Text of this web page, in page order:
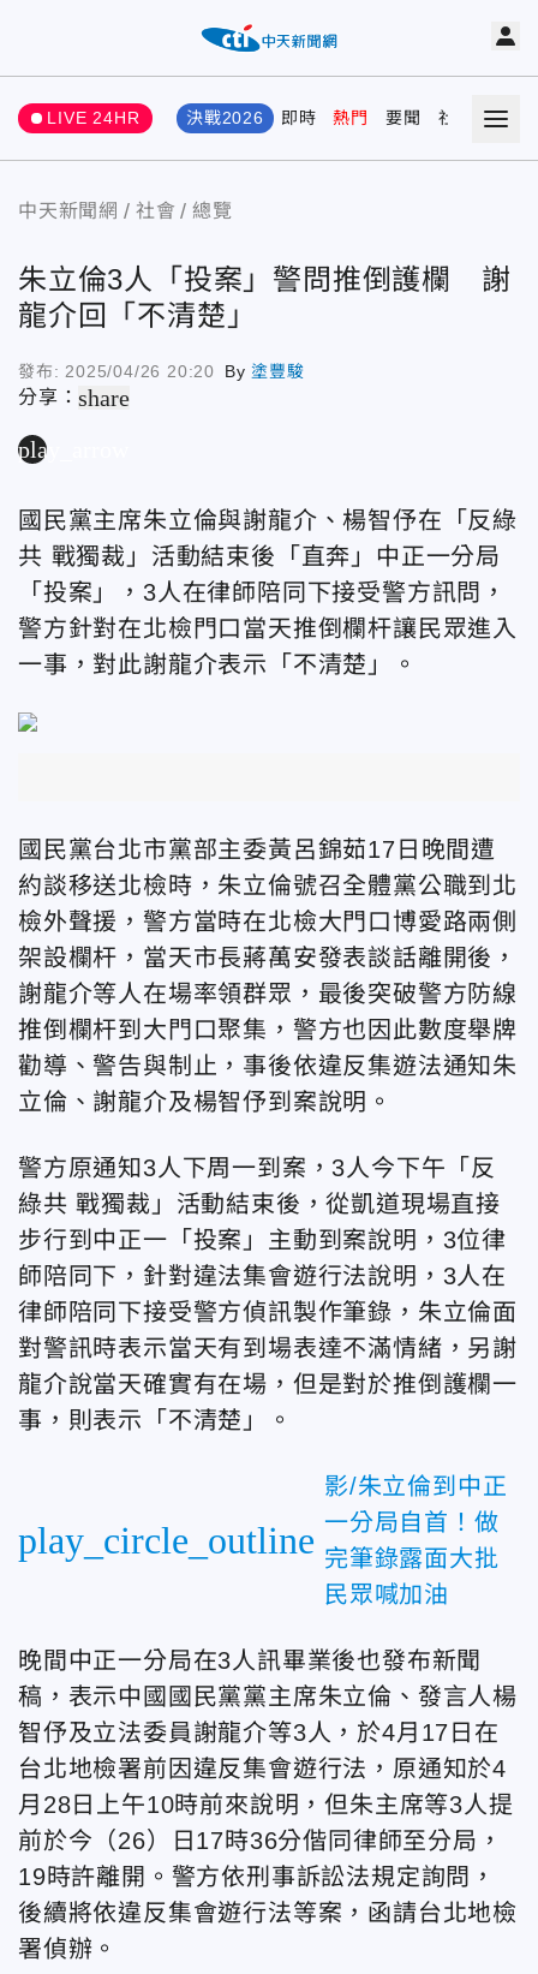
LIVE 24HR 決戰2026 即時 熱門 要聞 社會 娛樂
中天新聞網 社會 總覽
朱立倫3人「投案」警問推倒護欄 謝
龍介回「不清楚」
發布: 2025/04/26 20:20 By塗豐駿
分享：share
play_arrow
國民黨主席朱立倫與謝龍介、楊智伃在「反綠
共 戰獨裁」活動結束後「直奔」中正一分局
「投案」，3人在律師陪同下接受警方訊問，
警方針對在北檢門口當天推倒欄杆讓民眾進入
一事，對此謝龍介表示「不清楚」。
國民黨台北市黨部主委黃呂錦茹17日晚間遭
約談移送北檢時，朱立倫號召全體黨公職到北
檢外聲援，警方當時在北檢大門口博愛路兩側
架設欄杆，當天市長蔣萬安發表談話離開後，
謝龍介等人在場率領群眾，最後突破警方防線
推倒欄杆到大門口聚集，警方也因此數度舉牌
勸導、警告與制止，事後依違反集遊法通知朱
立倫、謝龍介及楊智伃到案說明。
警方原通知3人下周一到案，3人今下午「反
綠共 戰獨裁」活動結束後，從凱道現場直接
步行到中正一「投案」主動到案說明，3位律
師陪同下，針對違法集會遊行法說明，3人在
律師陪同下接受警方偵訊製作筆錄，朱立倫面
對警訊時表示當天有到場表達不滿情緒，另謝
龍介說當天確實有在場，但是對於推倒護欄一
事，則表示「不清楚」。
play_circle_outline
影/朱立倫到中正
一分局自首！做
完筆錄露面大批
民眾喊加油
晚間中正一分局在3人訊畢業後也發布新聞
稿，表示中國國民黨黨主席朱立倫、發言人楊
智伃及立法委員謝龍介等3人，於4月17日在
台北地檢署前因違反集會遊行法，原通知於4
月28日上午10時前來說明，但朱主席等3人提
前於今（26）日17時36分偕同律師至分局，
19時許離開。警方依刑事訴訟法規定詢問，
後續將依違反集會遊行法等案，函請台北地檢
署偵辦。